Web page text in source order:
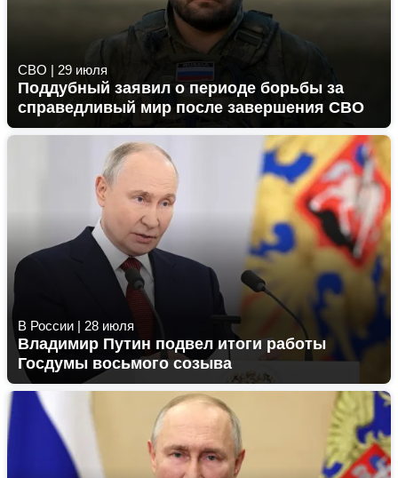
СВО | 29 июля
Поддубный заявил о периоде борьбы за
справедливый мир после завершения СВО
В России | 28 июля
Владимир Путин подвел итоги работы
Госдумы восьмого созыва